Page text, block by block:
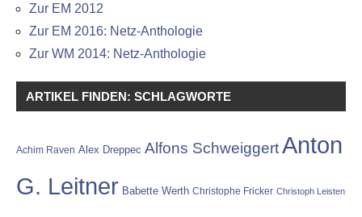
Zur EM 2012
Zur EM 2016: Netz-Anthologie
Zur WM 2014: Netz-Anthologie
ARTIKEL FINDEN: SCHLAGWORTE
Achim Raven Alex Dreppec Alfons Schweiggert Anton
G. Leitner Babette Werth Christophe Fricker Christoph Leisten